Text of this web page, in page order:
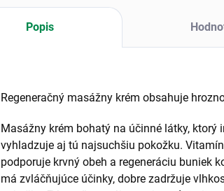
Popis
Regeneračný masážny krém obsahuje
Masážny krém bohatý na účinné látky, ktorý
vyhladzuje aj tú najsuchšiu pokožku.
podporuje krvný obeh a regeneráciu buniek
má zvláčňujúce účinky, dobre zadržuje